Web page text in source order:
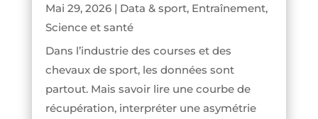
Mai 29, 2026| Data & sport, Entraînement,
Science et santé
Dans l’industrie des courses et des
chevaux de sport, les données sont
partout. Mais savoir lire une courbe de
récupération, interpréter une asymétrie